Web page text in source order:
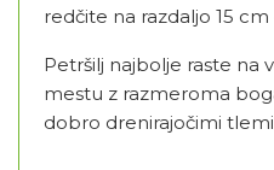
redčite na razdaljo 15
Petršilj najbolje raste na
mestu z razmeroma
dobro drenirajočimi